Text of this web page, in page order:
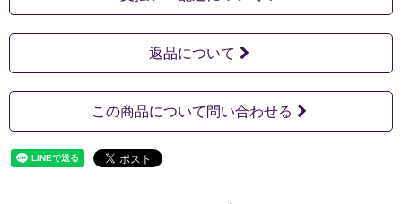
返品について
この商品について問い合わせる